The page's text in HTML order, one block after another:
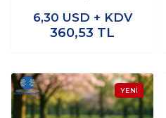
Sky Top Humidifier
Beyaz H-15
6,30 USD + KDV
360,53 TL